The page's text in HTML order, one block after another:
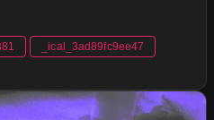
_ical_3ad89fc9ee47